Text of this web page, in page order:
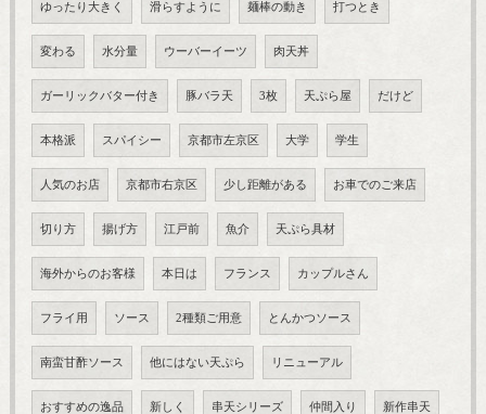
ゆったり大きく 滑らすように 麺棒の動き 打つとき
変わる 水分量 ウーバーイーツ 肉天丼
ガーリックバター付き 豚バラ天 3枚 天ぷら屋 だけど
本格派 スパイシー 京都市左京区 大学 学生
人気のお店 京都市右京区 少し距離がある お車でのご来店
切り方 揚げ方 江戸前 魚介 天ぷら具材
海外からのお客様 本日は フランス カップルさん
フライ用 ソース 2種類ご用意 とんかつソース
南蛮甘酢ソース 他にはない天ぷら リニューアル
おすすめの逸品 新しく 串天シリーズ 仲間入り 新作串天